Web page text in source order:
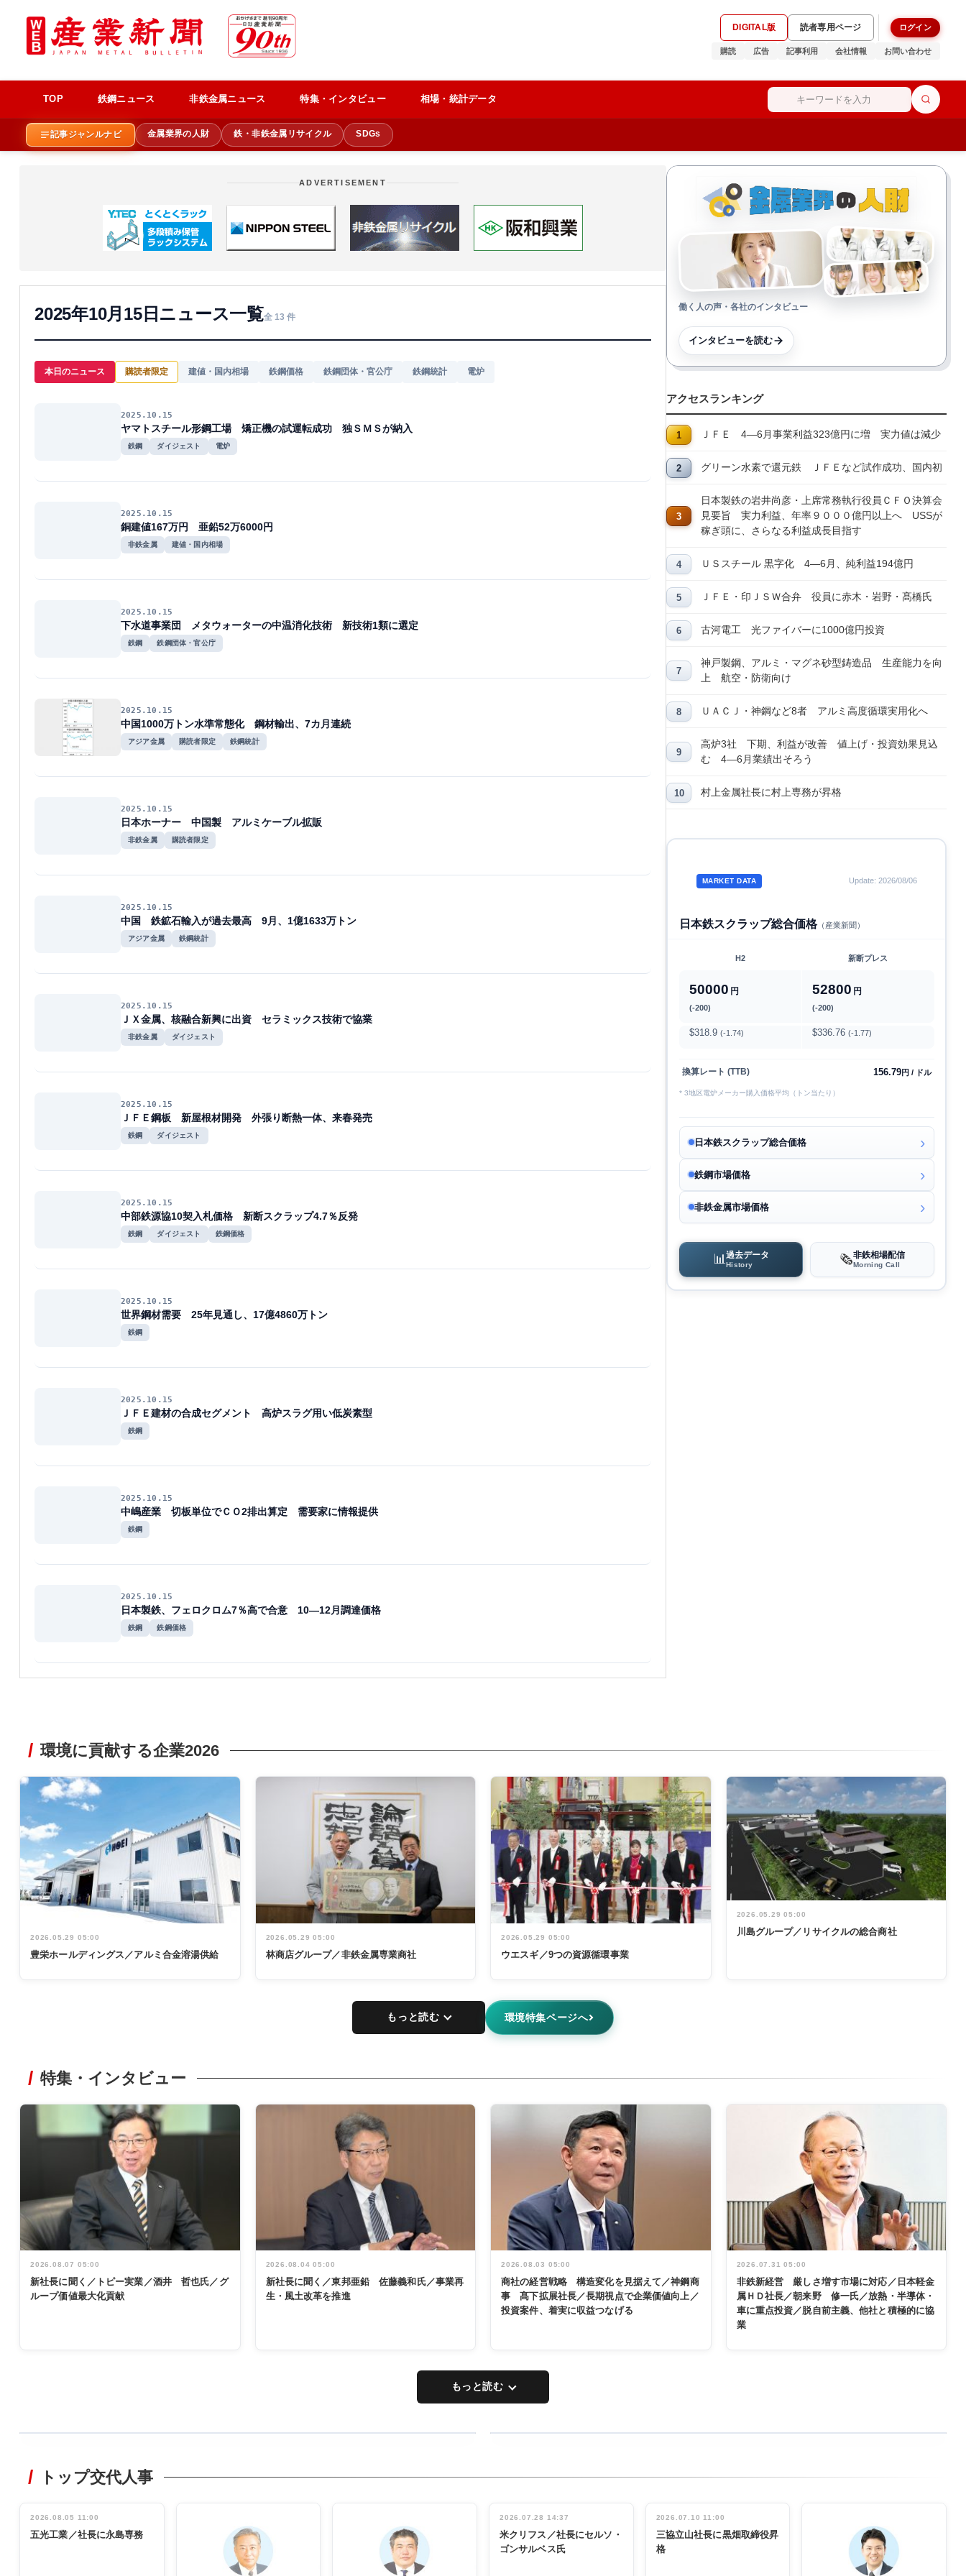
DIGITAL版 読者専用ページ ログイン
購読 広告 記事利用 会社情報 お問い合わせ
TOP 鉄鋼ニュース 非鉄金属ニュース 特集・インタビュー 相場・統計データ
記事ジャンルナビ 金属業界の人財 鉄・非鉄金属リサイクル SDGs
ADVERTISEMENT
2025年10月15日ニュース一覧全 13 件
本日のニュース 購読者限定 建値・国内相場 鉄鋼価格 鉄鋼団体・官公庁 鉄鋼統計 電炉
2025.10.15
ヤマトスチール形鋼工場 矯正機の試運転成功 独ＳＭＳが納入
鉄鋼 ダイジェスト 電炉
2025.10.15
銅建値167万円 亜鉛52万6000円
非鉄金属 建値・国内相場
2025.10.15
下水道事業団 メタウォーターの中温消化技術 新技術1類に選定
鉄鋼 鉄鋼団体・官公庁
2025.10.15
中国1000万トン水準常態化 鋼材輸出、7カ月連続
アジア金属 購読者限定 鉄鋼統計
2025.10.15
日本ホーナー 中国製 アルミケーブル拡販
非鉄金属 購読者限定
2025.10.15
中国 鉄鉱石輸入が過去最高 9月、1億1633万トン
アジア金属 鉄鋼統計
2025.10.15
ＪＸ金属、核融合新興に出資 セラミックス技術で協業
非鉄金属 ダイジェスト
2025.10.15
ＪＦＥ鋼板 新屋根材開発 外張り断熱一体、来春発売
鉄鋼 ダイジェスト
2025.10.15
中部鉄源協10契入札価格 新断スクラップ4.7％反発
鉄鋼 ダイジェスト 鉄鋼価格
2025.10.15
世界鋼材需要 25年見通し、17億4860万トン
鉄鋼
2025.10.15
ＪＦＥ建材の合成セグメント 高炉スラグ用い低炭素型
鉄鋼
2025.10.15
中嶋産業 切板単位でＣＯ2排出算定 需要家に情報提供
鉄鋼
2025.10.15
日本製鉄、フェロクロム7％高で合意 10―12月調達価格
鉄鋼 鉄鋼価格
働く人の声・各社のインタビュー
インタビューを読む
アクセスランキング
ＪＦＥ 4―6月事業利益323億円に増 実力値は減少
グリーン水素で還元鉄 ＪＦＥなど試作成功、国内初
日本製鉄の岩井尚彦・上席常務執行役員ＣＦＯ決算会
見要旨 実力利益、年率９０００億円以上へ USSが
稼ぎ頭に、さらなる利益成長目指す
ＵＳスチール 黒字化 4―6月、純利益194億円
ＪＦＥ・印ＪＳＷ合弁 役員に赤木・岩野・髙橋氏
古河電工 光ファイバーに1000億円投資
神戸製鋼、アルミ・マグネ砂型鋳造品 生産能力を向
上 航空・防衛向け
ＵＡＣＪ・神鋼など8者 アルミ高度循環実用化へ
高炉3社 下期、利益が改善 値上げ・投資効果見込
む 4―6月業績出そろう
村上金属社長に村上専務が昇格
MARKET DATA Update: 2026/08/06
日本鉄スクラップ総合価格（産業新聞）
H2 新断プレス
50000 円
(-200)
52800 円
(-200)
$318.9 (-1.74) $336.76 (-1.77)
換算レート (TTB) 156.79円 / ドル
* 3地区電炉メーカー購入価格平均（トン当たり）
日本鉄スクラップ総合価格
鉄鋼市場価格
非鉄金属市場価格
📊 過去データ
History 🗞️非鉄相場配信
Morning Call
環境に貢献する企業2026
2026.05.29 05:00
豊栄ホールディングス／アルミ合金溶湯供給
2026.05.29 05:00
林商店グループ／非鉄金属専業商社
2026.05.29 05:00
ウエスギ／9つの資源循環事業
2026.05.29 05:00
川島グループ／リサイクルの総合商社
もっと読む 環境特集ページへ
特集・インタビュー
2026.08.07 05:00
新社長に聞く／トピー実業／酒井 哲也氏／グ
ループ価値最大化貢献
2026.08.04 05:00
新社長に聞く／東邦亜鉛 佐藤義和氏／事業再
生・風土改革を推進
2026.08.03 05:00
商社の経営戦略 構造変化を見据えて／神鋼商
事 髙下拡展社長／長期視点で企業価値向上／
投資案件、着実に収益つなげる
2026.07.31 05:00
非鉄新経営 厳しさ増す市場に対応／日本軽金
属ＨＤ社長／朝来野 修一氏／放熱・半導体・
車に重点投資／脱自前主義、他社と積極的に協
業
もっと読む
非鉄業界で
管理職編
インタビュ
ー／社内ア
INTERVIEW
念祝う 業界
関係者ら220
人出席
トップ交代人事
2026.08.05 11:00
五光工業／社長に永島専務
2026.07.28 14:37
米クリフス／社長にセルソ・
ゴンサルベス氏
2026.07.10 11:00
三協立山社長に黒畑取締役昇
格